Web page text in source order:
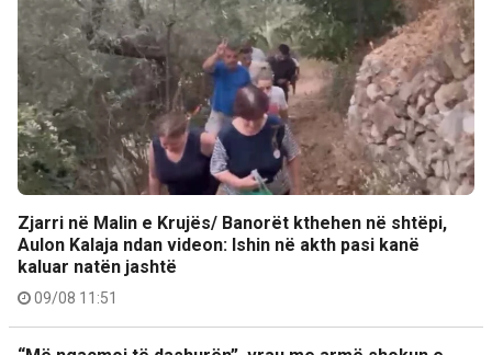
Zjarri në Malin e Krujës/ Banorët kthehen në shtëpi,
Aulon Kalaja ndan videon: Ishin në akth pasi kanë
kaluar natën jashtë
09/08 11:51